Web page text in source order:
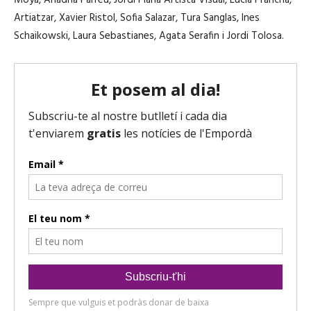
Artiatzar, Xavier Ristol, Sofia Salazar, Tura Sanglas, Ines
Schaikowski, Laura Sebastianes, Agata Serafin i Jordi Tolosa.